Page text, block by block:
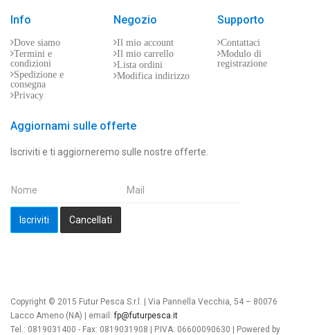
Info
Dove siamo
Termini e
condizioni
Spedizione e
consegna
Privacy
Negozio
Il mio account
Il mio carrello
Lista ordini
Modifica indirizzo
Supporto
Contattaci
Modulo di
registrazione
Aggiornami sulle offerte
Iscriviti e ti aggiorneremo sulle nostre offerte.
Copyright © 2015 Futur Pesca S.r.l. | Via Pannella Vecchia, 54 – 80076
Lacco Ameno (NA) | email:fp@futurpesca.it
Tel.: 0819031400 - Fax: 0819031908 | P.IVA: 06600090630 | Powered by